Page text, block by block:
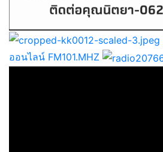
ออนไลน์ FM101.MHZ